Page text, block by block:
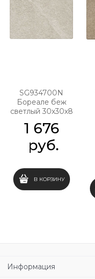
SG934700N
Бореале беж
светлый 30x30x8
1 676
руб.
В КОРЗИНУ
Информация